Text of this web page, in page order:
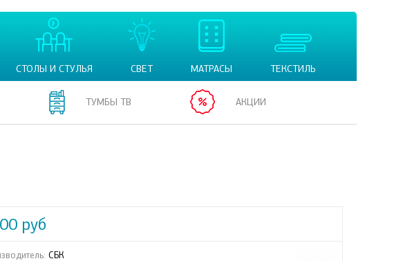
СТОЛЫ И СТУЛЬЯ СВЕТ МАТРАСЫ ТЕКСТИЛЬ
ТУМБЫ ТВ АКЦИИ
руб
СБК